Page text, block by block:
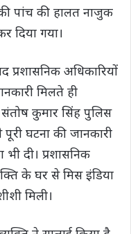
पांच की हालत नाजुक
दिया गया।
अधिकारियों
मिलते ही
संतोष कुमार सिंह पुलिस
घटना की जानकारी
दी। प्रशासनिक
के घर से मिस इंडिया
मिली।